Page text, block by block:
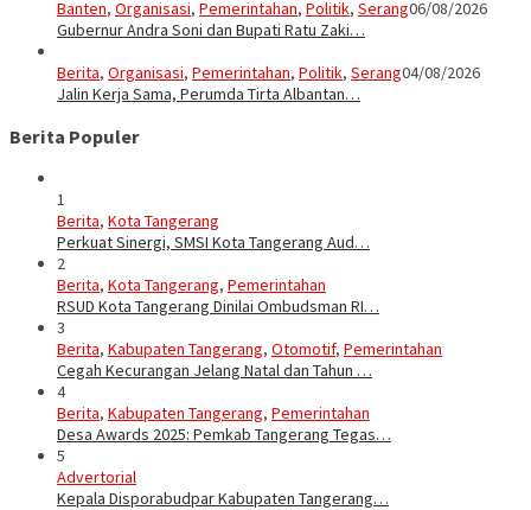
Banten, Organisasi, Pemerintahan, Politik, Serang06/08/2026
Gubernur Andra Soni dan Bupati Ratu Zaki…
Berita, Organisasi, Pemerintahan, Politik, Serang04/08/2026
Jalin Kerja Sama, Perumda Tirta Albantan…
Berita Populer
1
Berita, Kota Tangerang
Perkuat Sinergi, SMSI Kota Tangerang Aud…
2
Berita, Kota Tangerang, Pemerintahan
RSUD Kota Tangerang Dinilai Ombudsman RI…
3
Berita, Kabupaten Tangerang, Otomotif, Pemerintahan
Cegah Kecurangan Jelang Natal dan Tahun …
4
Berita, Kabupaten Tangerang, Pemerintahan
Desa Awards 2025: Pemkab Tangerang Tegas…
5
Advertorial
Kepala Disporabudpar Kabupaten Tangerang…